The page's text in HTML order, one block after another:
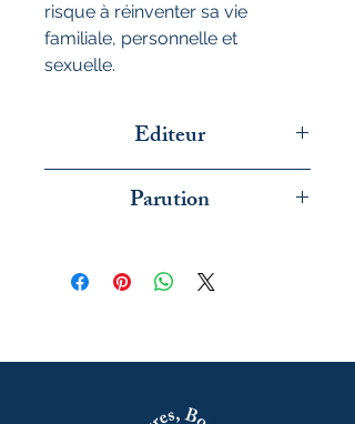
risque à réinventer sa vie
familiale, personnelle et
sexuelle.
Editeur
Parution